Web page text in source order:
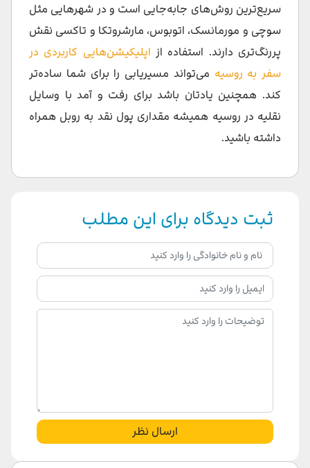
سریع‌ترین روش‌های جابه‌جایی است و در شهرهایی مثل
سوچی و مورمانسک، اتوبوس، مارشروتکا و تاکسی نقش
پررنگ‌تری دارند. استفاده از اپلیکیشن‌هایی کاربردی در
سفر به روسیه می‌تواند مسیر‌یابی را برای شما ساده‌تر
کند. همچنین یادتان باشد برای رفت و آمد با وسایل
نقلیه در روسیه همیشه مقداری پول نقد به روبل همراه
داشته باشید.
ثبت دیدگاه برای این مطلب
ارسال نظر